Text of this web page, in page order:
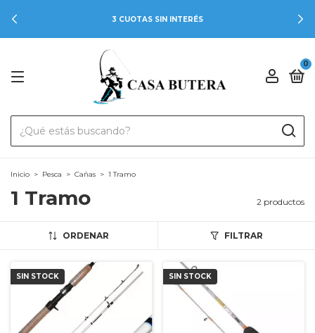
3 CUOTAS SIN INTERÉS
0
Inicio > Pesca > Cañas > 1 Tramo
1 Tramo 2 productos
ORDENAR FILTRAR
SIN STOCK SIN STOCK